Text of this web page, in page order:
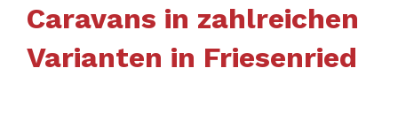
Caravans in zahlreichen
Varianten in Friesenried